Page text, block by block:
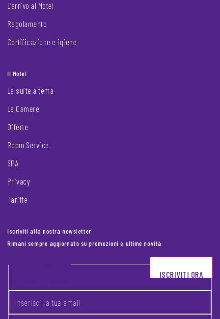
L’arrivo al Motel
Regolamento
Certificazione e igiene
Il Motel
Le suite a tema
Le Camere
Offerte
Room Service
SPA
Privacy
Tariffe
Iscriviti alla nostra newsletter
Rimani sempre aggiornato su promozioni e ultime novità
Footer newsletter
ISCRIVITI ORA